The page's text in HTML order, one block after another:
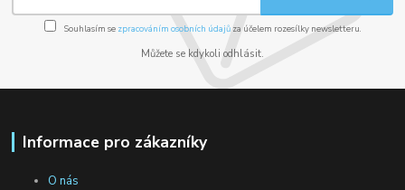
Souhlasím se zpracováním osobních údajůza účelem rozesílky newsletteru.
Můžete se kdykoli odhlásit.
Informace pro zákazníky
O nás